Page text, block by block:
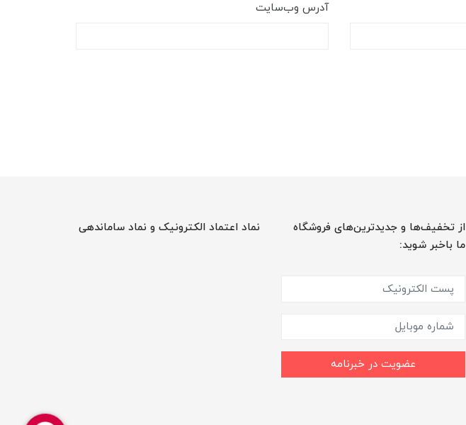
آدرس وب‌سایت
از تخفیف‌ها و جدیدترین‌های فروشگاه
ما باخبر شوید:
عضویت در خبرنامه
نماد اعتماد الکترونیک و نماد ساماندهی